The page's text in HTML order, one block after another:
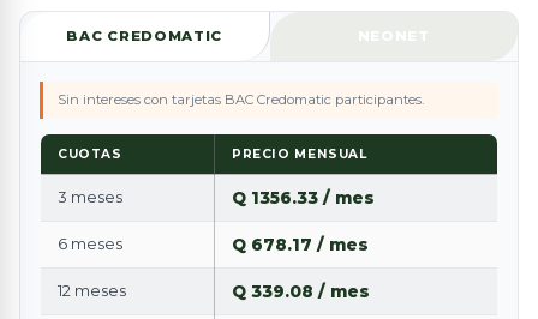
BAC CREDOMATIC
Sin intereses con tarjetas BAC Credomatic participantes.
CUOTAS PRECIO MENSUAL
3 meses Q 1356.33 / mes
6 meses Q 678.17 / mes
12 meses Q 339.08 / mes